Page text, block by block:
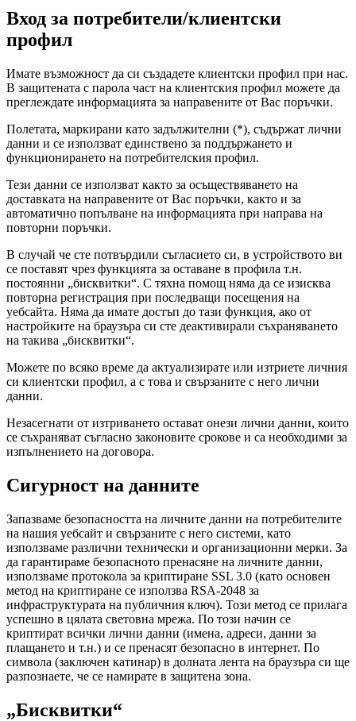
Вход за потребители/клиентски
профил
Имате възможност да си създадете клиентски профил при нас.
В защитената с парола част на клиентския профил можете да
преглеждате информацията за направените от Вас поръчки.
Полетата, маркирани като задължителни (*), съдържат лични
данни и се използват единствено за поддържането и
функционирането на потребителския профил.
Тези данни се използват както за осъществяването на
доставката на направените от Вас поръчки, както и за
автоматично попълване на информацията при направа на
повторни поръчки.
В случай че сте потвърдили съгласието си, в устройството ви
се поставят чрез функцията за оставане в профила т.н.
постоянни „бисквитки“. С тяхна помощ няма да се изисква
повторна регистрация при последващи посещения на
уебсайта. Няма да имате достъп до тази функция, ако от
настройките на браузъра си сте деактивирали съхраняването
на такива „бисквитки“.
Можете по всяко време да актуализирате или изтриете личния
си клиентски профил, а с това и свързаните с него лични
данни.
Незасегнати от изтриването остават онези лични данни, които
се съхраняват съгласно законовите срокове и са необходими за
изпълнението на договора.
Сигурност на данните
Запазваме безопасността на личните данни на потребителите
на нашия уебсайт и свързаните с него системи, като
използваме различни технически и организационни мерки. За
да гарантираме безопасното пренасяне на личните данни,
използваме протокола за криптиране SSL 3.0 (като основен
метод на криптиране се използва RSA-2048 за
инфраструктурата на публичния ключ). Този метод се прилага
успешно в цялата световна мрежа. По този начин се
криптират всички лични данни (имена, адреси, данни за
плащането и т.н.) и се пренасят безопасно в интернет. По
символа (заключен катинар) в долната лента на браузъра си ще
разпознаете, че се намирате в защитена зона.
„Бисквитки“